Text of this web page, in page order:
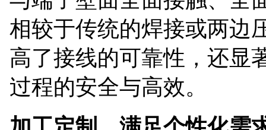
相较于传统的焊接或两边
高了接线的可靠性，还显
过程的安全与高效。